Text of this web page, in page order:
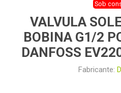
Sob
VALVULA
BOBINA G1/2
DANFOSS
Fabricante: